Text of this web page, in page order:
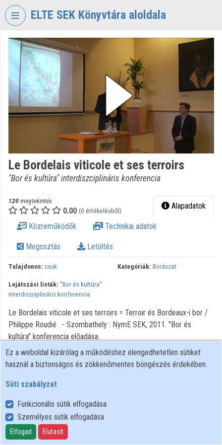
Fejléc kihagyása
ELTE SEK Könyvtára aloldala
VIDEOTORIUM
ELTE
EKL
SAVARIA
KÖNYVTÁR
ÉS
Bejelentkezés
Kategóriák
Intézményi listák
Intézmények
Le Bordelais viticole et ses terroirs
"Bor és kultúra" interdiszciplináris konferencia
120megtekintés
0.00 (0 értékelésből) Alapadatok
Közreműködők Technikai adatok
Megosztás Letöltés
Tulajdonos: csuk Kategóriák: Borászat
Lejátszási listák: "Bor és kultúra"
interdiszciplináris konferencia
Le Bordelais viticole et ses terroirs = Terroir és Bordeaux-i bor /
Philippe Roudié . - Szombathely : NymE SEK, 2011. "Bor és
kultúra" konferencia előadása.
Felhasználói szabályzat
Adatkezelési tájékoztató
Süti szabályzat
Ez a weboldal kizárólag a működéshez elengedhetetlen sütiket
használ a biztonságos és zökkenőmentes böngészés érdekében.
Süti szabályzat
Funkcionális sütik elfogadása
Személyes sütik elfogadása
Elfogad Elutasít